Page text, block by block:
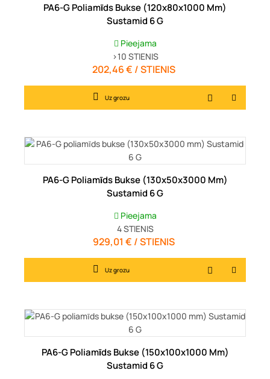
PA6-G Poliamīds Bukse (120x80x1000 Mm)
Sustamid 6 G
Pieejama
>10 STIENIS
Cena
202,46 € / STIENIS
Uz grozu
PA6-G Poliamīds Bukse (130x50x3000 Mm)
Sustamid 6 G
Pieejama
4STIENIS
Cena
929,01 € / STIENIS
Uz grozu
PA6-G Poliamīds Bukse (150x100x1000 Mm)
Sustamid 6 G